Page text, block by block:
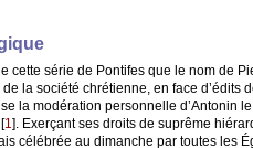
cette série de Pontifes que le nom de
la société chrétienne, en face
la modération personnelle d’Antonin
[1]. Exerçant ses droits de suprême
célébrée au dimanche par toutes les